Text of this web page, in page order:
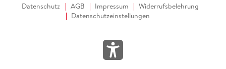
Datenschutz AGB Impressum
Widerrufsbelehrung
Datenschutzeinstellungen